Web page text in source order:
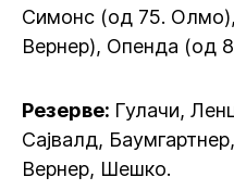
Симонс (од 75.
Вернер), Опенда (од
Резерве: Гулачи,
Сајвалд,
Вернер, Шешко.